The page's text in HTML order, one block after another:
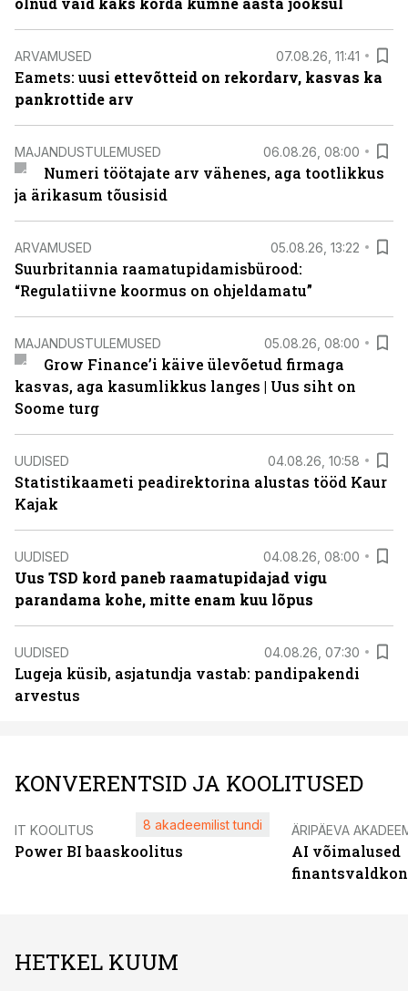
ARVAMUSED 07.08.26, 11:41
Eamets: uusi ettevõtteid on rekordarv, kasvas ka
pankrottide arv
MAJANDUSTULEMUSED 06.08.26, 08:00
Numeri töötajate arv vähenes, aga tootlikkus
ja ärikasum tõusisid
ARVAMUSED 05.08.26, 13:22
Suurbritannia raamatupidamisbürood:
“Regulatiivne koormus on ohjeldamatu”
MAJANDUSTULEMUSED 05.08.26, 08:00
Grow Finance’i käive ülevõetud firmaga
kasvas, aga kasumlikkus langes | Uus siht on
Soome turg
UUDISED 04.08.26, 10:58
Statistikaameti peadirektorina alustas tööd Kaur
Kajak
UUDISED 04.08.26, 08:00
Uus TSD kord paneb raamatupidajad vigu
parandama kohe, mitte enam kuu lõpus
UUDISED 04.08.26, 07:30
Lugeja küsib, asjatundja vastab: pandipakendi
arvestus
KONVERENTSID JA KOOLITUSED
IT KOOLITUS
Power BI baaskoolitus
8 akadeemilist tundi ÄRIPÄEVA
AI võimalused
HETKEL KUUM